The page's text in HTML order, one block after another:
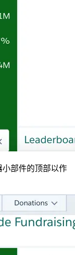
小部件的顶部以作